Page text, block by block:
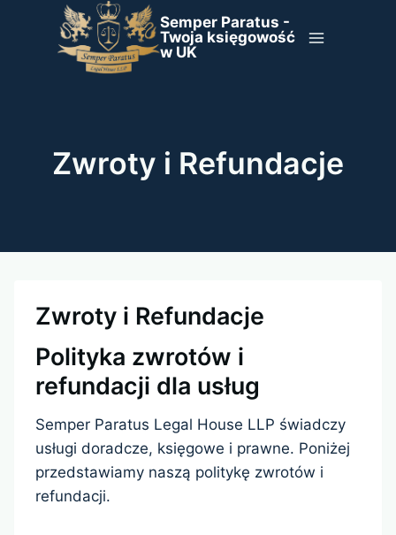
Semper Paratus -
Twoja księgowość
w UK
Zwroty i Refundacje
Zwroty i Refundacje
Polityka zwrotów i
refundacji dla usług
Semper Paratus Legal House LLP świadczy
usługi doradcze, księgowe i prawne. Poniżej
przedstawiamy naszą politykę zwrotów i
refundacji.